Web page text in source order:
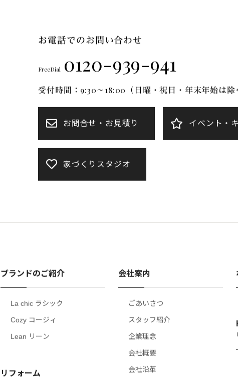
お電話でのお問い合わせ
FreeDial 0120-939-941
受付時間：9:30～18:00（日曜・祝日・年末年始は除
お問合せ・お見積り イベント・
家づくりスタジオ
ブランドのご紹介
La chic ラシック
Cozy コージィ
Lean リーン
リフォーム
会社案内
ごあいさつ
スタッフ紹介
企業理念
会社概要
会社沿革